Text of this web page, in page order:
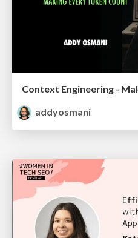
Context Engineering -
addyosmani